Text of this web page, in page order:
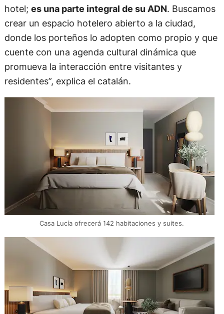
hotel; es una parte integral de su ADN. Buscamos
crear un espacio hotelero abierto a la ciudad,
donde los porteños lo adopten como propio y que
cuente con una agenda cultural dinámica que
promueva la interacción entre visitantes y
residentes”, explica el catalán.
Casa Lucía ofrecerá 142 habitaciones y suites.